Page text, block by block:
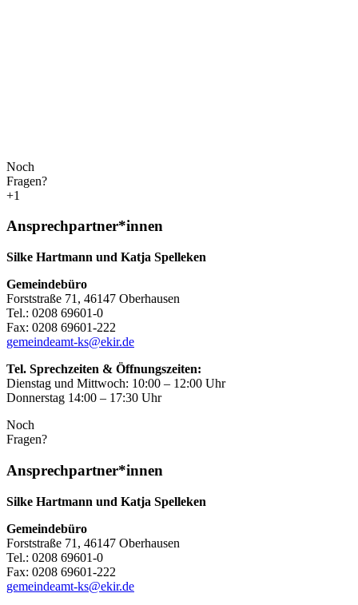
Noch
Fragen?
+1
Ansprechpartner*innen
Silke Hartmann und Katja Spelleken
Gemeindebüro
Forststraße 71, 46147 Oberhausen
Tel.: 0208 69601-0
Fax: 0208 69601-222
gemeindeamt-ks@ekir.de
Tel. Sprechzeiten & Öffnungszeiten:
Dienstag und Mittwoch: 10:00 – 12:00 Uhr
Donnerstag 14:00 – 17:30 Uhr
Noch
Fragen?
Ansprechpartner*innen
Silke Hartmann und Katja Spelleken
Gemeindebüro
Forststraße 71, 46147 Oberhausen
Tel.: 0208 69601-0
Fax: 0208 69601-222
gemeindeamt-ks@ekir.de